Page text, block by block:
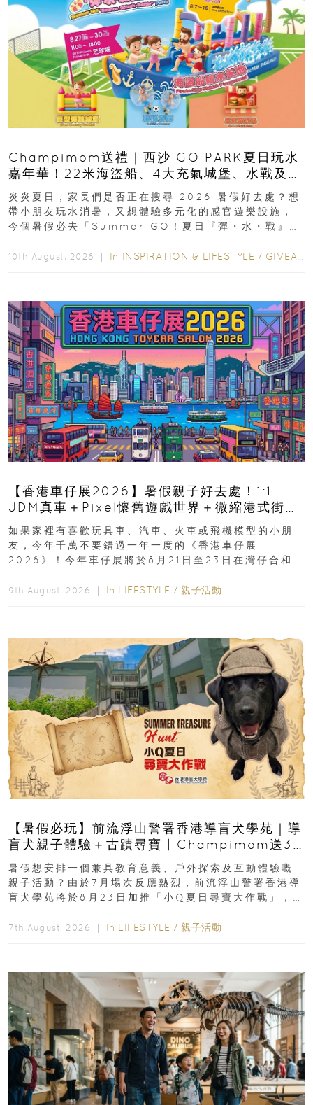
Champimom送禮｜西沙 GO PARK夏日玩水
嘉年華！22米海盜船、4大充氣城堡、水戰及門
票優惠全攻略
炎炎夏日，家長們是否正在搜尋 2026 暑假好去處？想
帶小朋友玩水消暑，又想體驗多元化的感官遊樂設施，
今個暑假必去「Summer GO！夏日『彈・水・戰』派
10th August, 2026 ｜ In INSPIRATION & LIFESTYLE / GIVEAWAY
【香港車仔展2026】暑假親子好去處！1:1
JDM真車＋Pixel懷舊遊戲世界＋微縮港式街景
8月灣仔登場 車迷家庭必去！
如果家裡有喜歡玩具車、汽車、火車或飛機模型的小朋
友，今年千萬不要錯過一年一度的《香港車仔展
2026》！今年車仔展將於8月21日至23日在灣仔合和酒
9th August, 2026 ｜ In LIFESTYLE / 親子活動
【暑假必玩】前流浮山警署香港導盲犬學苑｜導
盲犬親子體驗＋古蹟尋寶 | Champimom送3
組免費名額
暑假想安排一個兼具教育意義、戶外探索及互動體驗嘅
親子活動？由於7月場次反應熱烈，前流浮山警署香港導
盲犬學苑將於8月23日加推「小Q夏日尋寶大作戰」，家
7th August, 2026 ｜ In LIFESTYLE / 親子活動